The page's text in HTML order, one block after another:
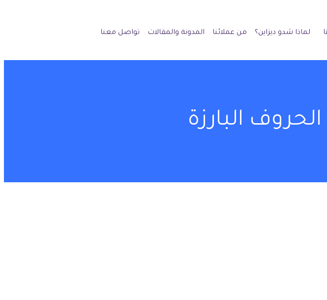
لماذا شدو ديزاين؟ من عملائنا المدونة والمقالات تواصل معنا
البارزة